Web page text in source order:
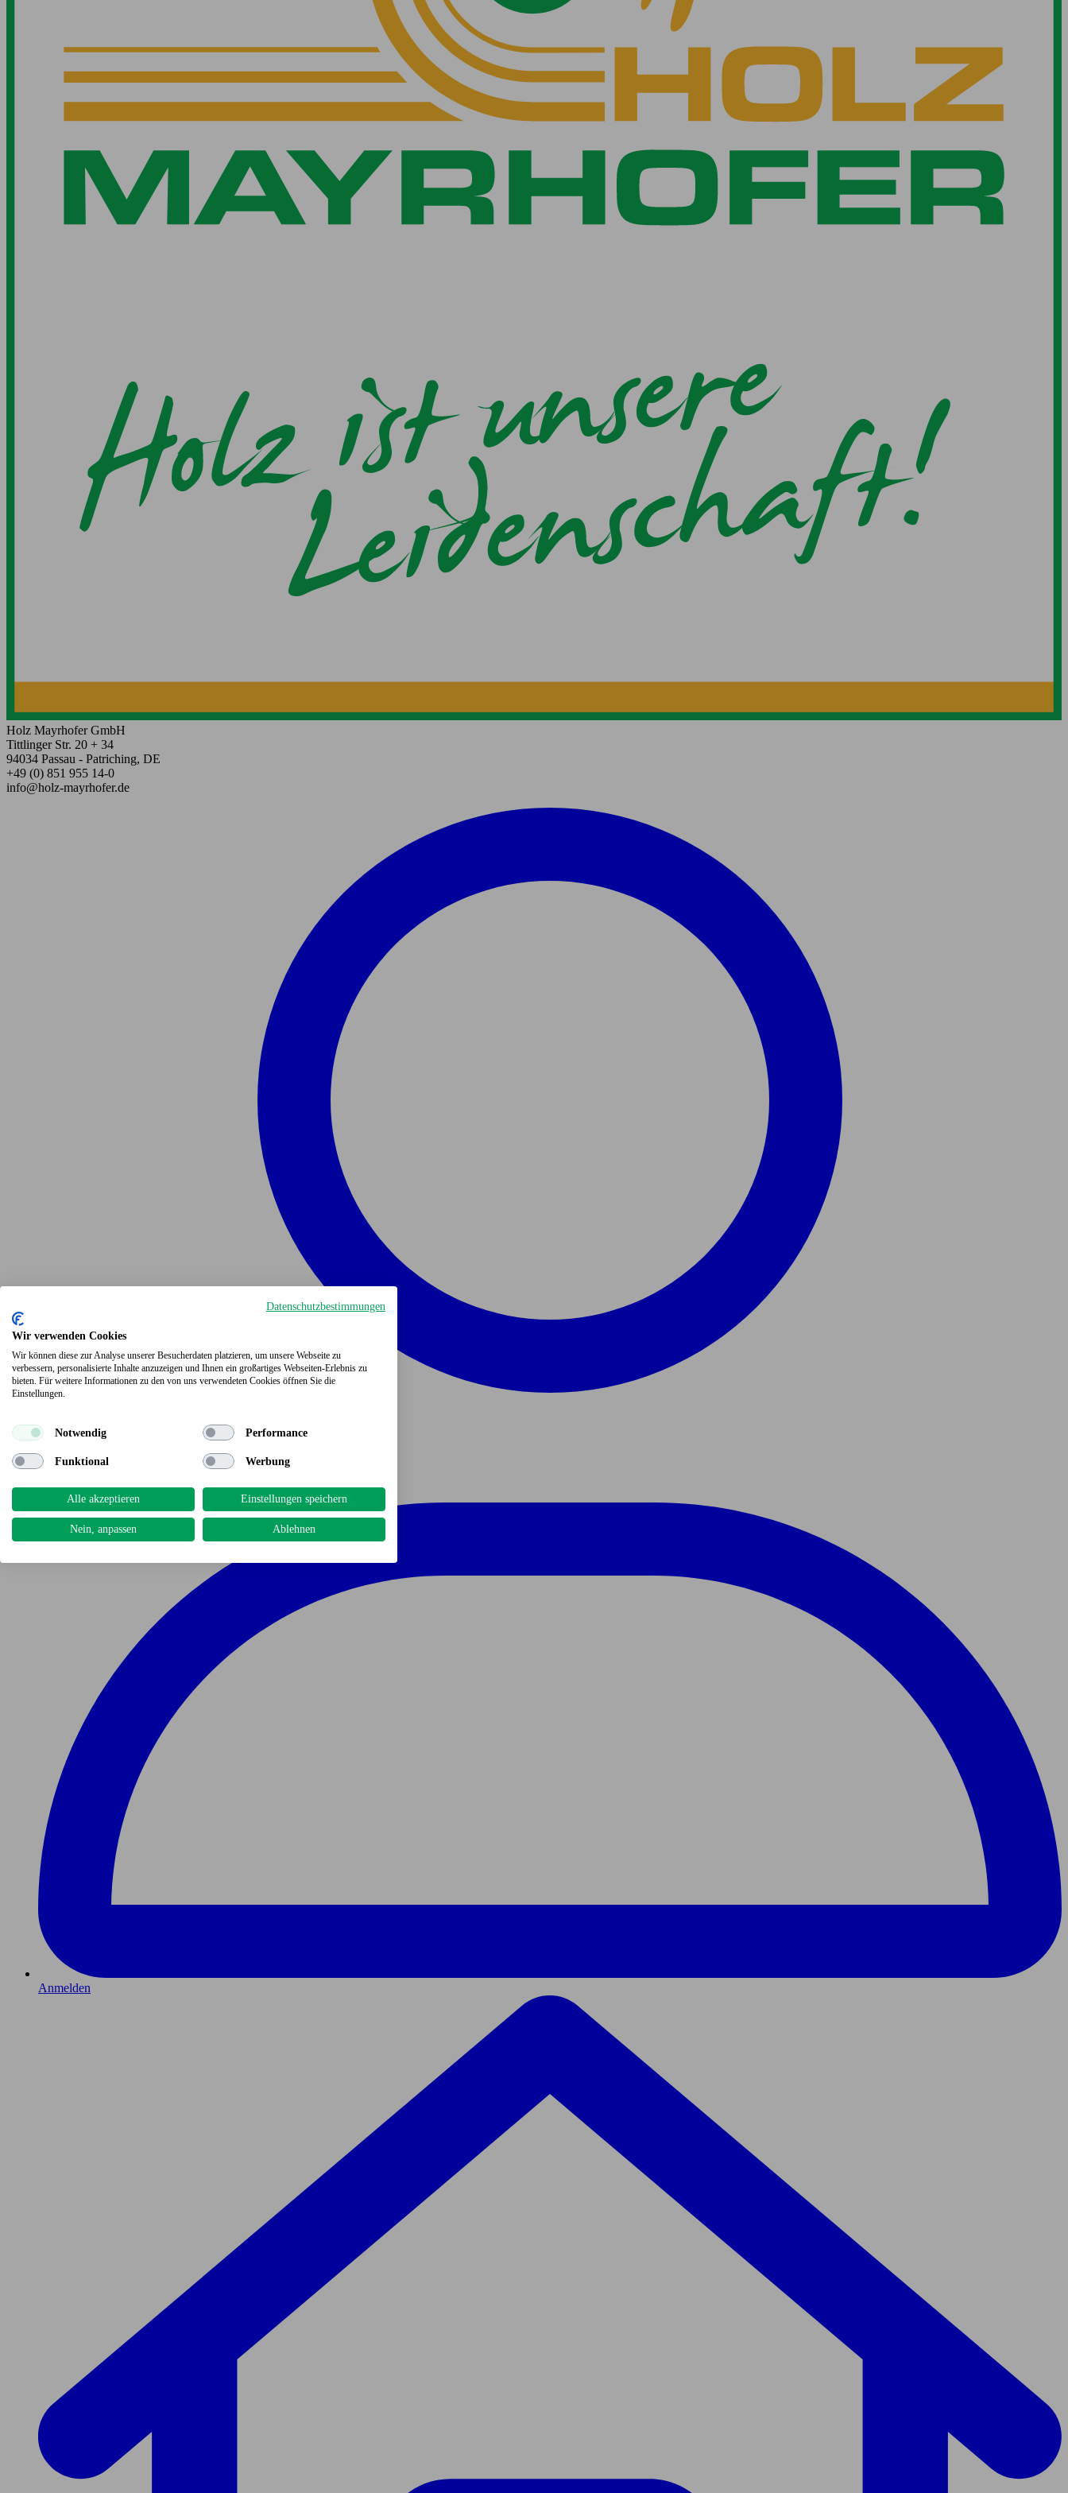
Holz Mayrhofer GmbH
Tittlinger Str. 20 + 34
94034 Passau - Patriching, DE
+49 (0) 851 955 14-0
info@holz-mayrhofer.de
Anmelden
Datenschutzbestimmungen
Wir verwenden Cookies
Wir können diese zur Analyse unserer Besucherdaten platzieren, um unsere Webseite zu
verbessern, personalisierte Inhalte anzuzeigen und Ihnen ein großartiges Webseiten-Erlebnis zu
bieten. Für weitere Informationen zu den von uns verwendeten Cookies öffnen Sie die
Einstellungen.
Notwendig Performance
Funktional Werbung
Alle akzeptieren Einstellungen speichern
Nein, anpassen Ablehnen